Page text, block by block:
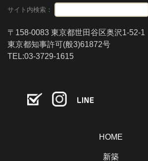
サイト内検索：
〒158-0083 東京都世田谷区奥沢1-52-1
東京都知事許可(般3)61872号
TEL:03-3729-1615
HOME
新築